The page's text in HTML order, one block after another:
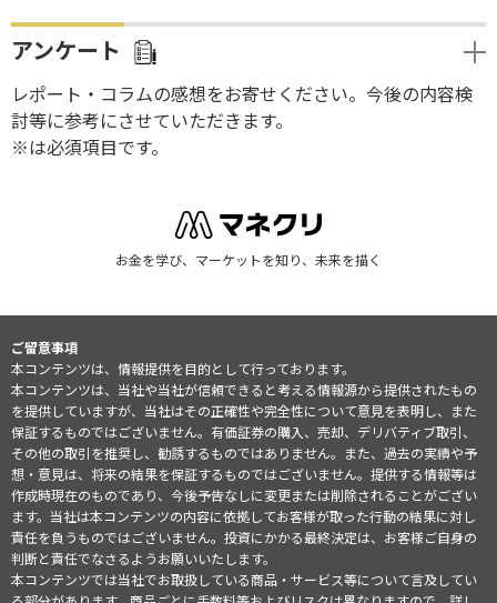
アンケート
レポート・コラムの感想をお寄せください。今後の内容検
討等に参考にさせていただきます。
※は必須項目です。
お金を学び、マーケットを知り、未来を描く
ご留意事項
本コンテンツは、情報提供を目的として行っております。
本コンテンツは、当社や当社が信頼できると考える情報源から提供されたもの
を提供していますが、当社はその正確性や完全性について意見を表明し、また
保証するものではございません。有価証券の購入、売却、デリバティブ取引、
その他の取引を推奨し、勧誘するものではありません。また、過去の実績や予
想・意見は、将来の結果を保証するものではございません。提供する情報等は
作成時現在のものであり、今後予告なしに変更または削除されることがござい
ます。当社は本コンテンツの内容に依拠してお客様が取った行動の結果に対し
責任を負うものではございません。投資にかかる最終決定は、お客様ご自身の
判断と責任でなさるようお願いいたします。
本コンテンツでは当社でお取扱している商品・サービス等について言及してい